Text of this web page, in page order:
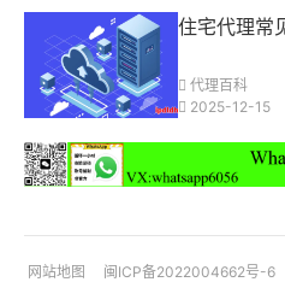
住宅代理常
代理百科
2025-12-15
网站地图 闽ICP备2022004662号-6